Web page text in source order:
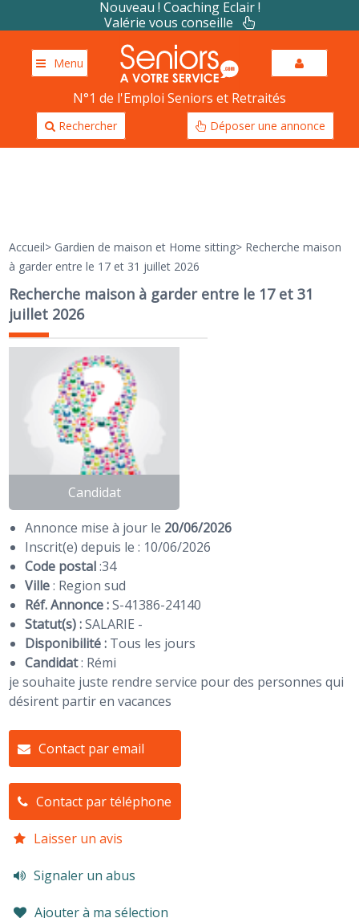
Nouveau ! Coaching Eclair !
Valérie vous conseille
Menu
N°1 de l'Emploi Seniors et Retraités
Rechercher Déposer une annonce
Accueil> Gardien de maison et Home sitting> Recherche maison
à garder entre le 17 et 31 juillet 2026
Recherche maison à garder entre le 17 et 31
juillet 2026
Candidat
Annonce mise à jour le 20/06/2026
Inscrit(e) depuis le : 10/06/2026
Code postal:34
Ville: Region sud
Réf. Annonce :S-41386-24140
Statut(s) :SALARIE -
Disponibilité : Tous les jours
Candidat: Rémi
je souhaite juste rendre service pour des personnes qui
désirent partir en vacances
Contact par email
Contact par téléphone
Laisser un avis
Signaler un abus
Ajouter à ma sélection